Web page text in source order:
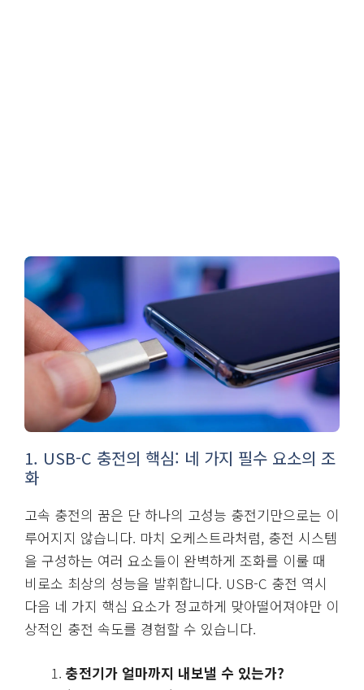
1. USB-C 충전의 핵심: 네 가지 필수 요소의 조
화
고속 충전의 꿈은 단 하나의 고성능 충전기만으로는 이
루어지지 않습니다. 마치 오케스트라처럼, 충전 시스템
을 구성하는 여러 요소들이 완벽하게 조화를 이룰 때
비로소 최상의 성능을 발휘합니다. USB-C 충전 역시
다음 네 가지 핵심 요소가 정교하게 맞아떨어져야만 이
상적인 충전 속도를 경험할 수 있습니다.
충전기가 얼마까지 내보낼 수 있는가?